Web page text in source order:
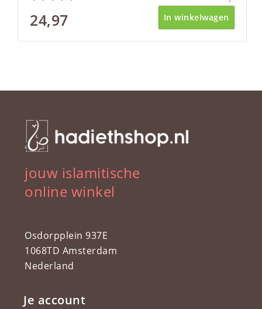
24,97 In winkelwagen
jouw islamitische
online winkel
Osdorpplein 937E
1068TD Amsterdam
Nederland
Je account